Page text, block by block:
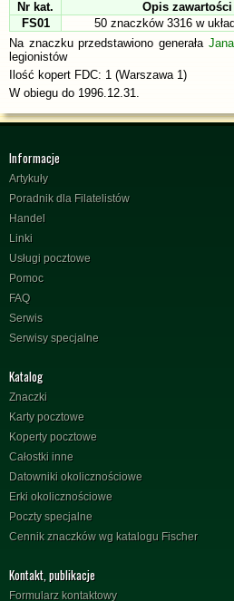
Nr kat.
Opis zawartości
FS01
50 znaczków 3316 w
Na znaczku przedstawiono generała
legionistów
Ilość kopert FDC: 1 (Warszawa 1)
W obiegu do 1996.12.31.
Informacje
Artykuły
Poradnik dla Filatelistów
Handel
Linki
Usługi pocztowe
Pomoc
FAQ
Serwis
Serwisy specjalne
Katalog
Znaczki
Karty pocztowe
Koperty pocztowe
Całostki inne
Datowniki okolicznościowe
Erki okolicznościowe
Poczty specjalne
Cennik znaczków wg katalogu Fischer
Kontakt, publikacje
Formularz kontaktowy